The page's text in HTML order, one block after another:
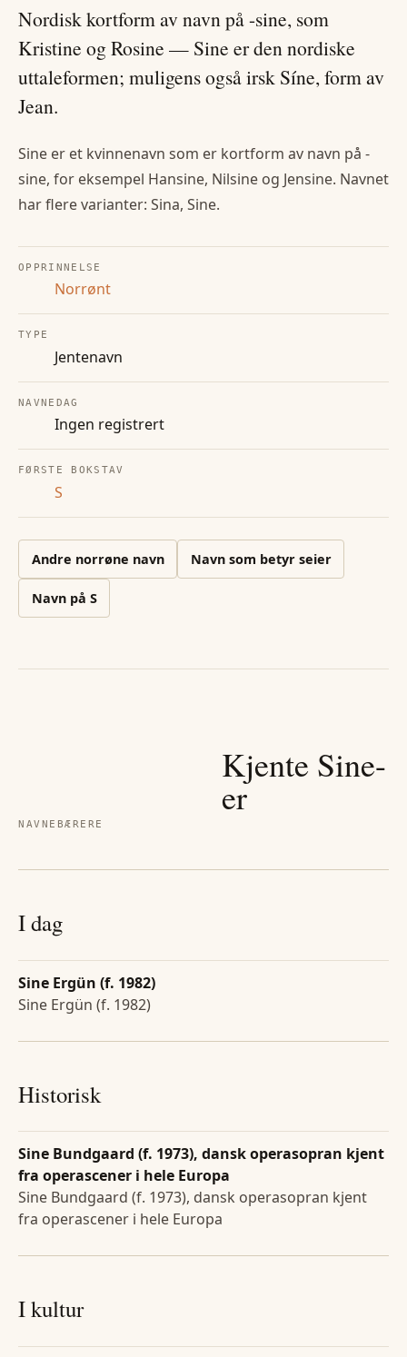
Nordisk kortform av navn på -sine, som
Kristine og Rosine — Sine er den nordiske
uttaleformen; muligens også irsk Síne, form av
Jean.
Sine er et kvinnenavn som er kortform av navn på -
sine, for eksempel Hansine, Nilsine og Jensine. Navnet
har flere varianter: Sina, Sine.
OPPRINNELSE
Norrønt
TYPE
Jentenavn
NAVNEDAG
Ingen registrert
FØRSTE BOKSTAV
S
Andre norrøne navn Navn som betyr seier
Navn på S
NAVNEBÆRERE
Kjente Sine-
er
I dag
Sine Ergün (f. 1982)
Sine Ergün (f. 1982)
Historisk
Sine Bundgaard (f. 1973), dansk operasopran kjent
fra operascener i hele Europa
Sine Bundgaard (f. 1973), dansk operasopran kjent
fra operascener i hele Europa
I kultur